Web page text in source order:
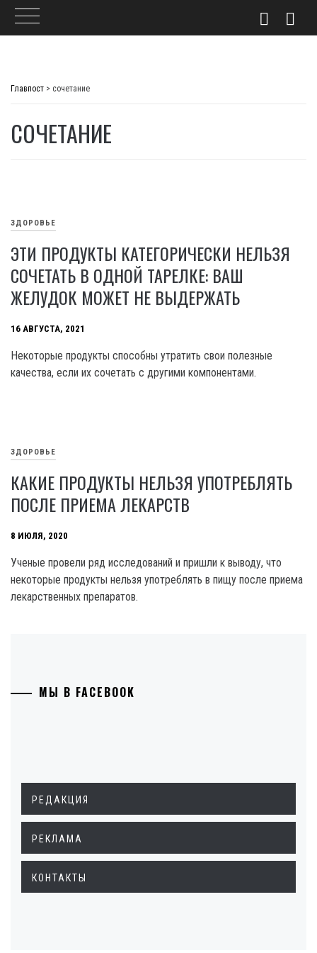
Главпост > сочетание
СОЧЕТАНИЕ
ЗДОРОВЬЕ
ЭТИ ПРОДУКТЫ КАТЕГОРИЧЕСКИ НЕЛЬЗЯ
СОЧЕТАТЬ В ОДНОЙ ТАРЕЛКЕ: ВАШ
ЖЕЛУДОК МОЖЕТ НЕ ВЫДЕРЖАТЬ
16 АВГУСТА, 2021
Некоторые продукты способны утратить свои полезные
качества, если их сочетать с другими компонентами.
ЗДОРОВЬЕ
КАКИЕ ПРОДУКТЫ НЕЛЬЗЯ УПОТРЕБЛЯТЬ
ПОСЛЕ ПРИЕМА ЛЕКАРСТВ
8 ИЮЛЯ, 2020
Ученые провели ряд исследований и пришли к выводу, что
некоторые продукты нельзя употреблять в пищу после приема
лекарственных препаратов.
МЫ В FACEBOOK
РЕДАКЦИЯ
РЕКЛАМА
КОНТАКТЫ